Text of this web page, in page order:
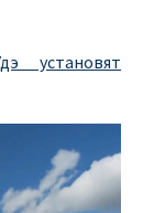
установят